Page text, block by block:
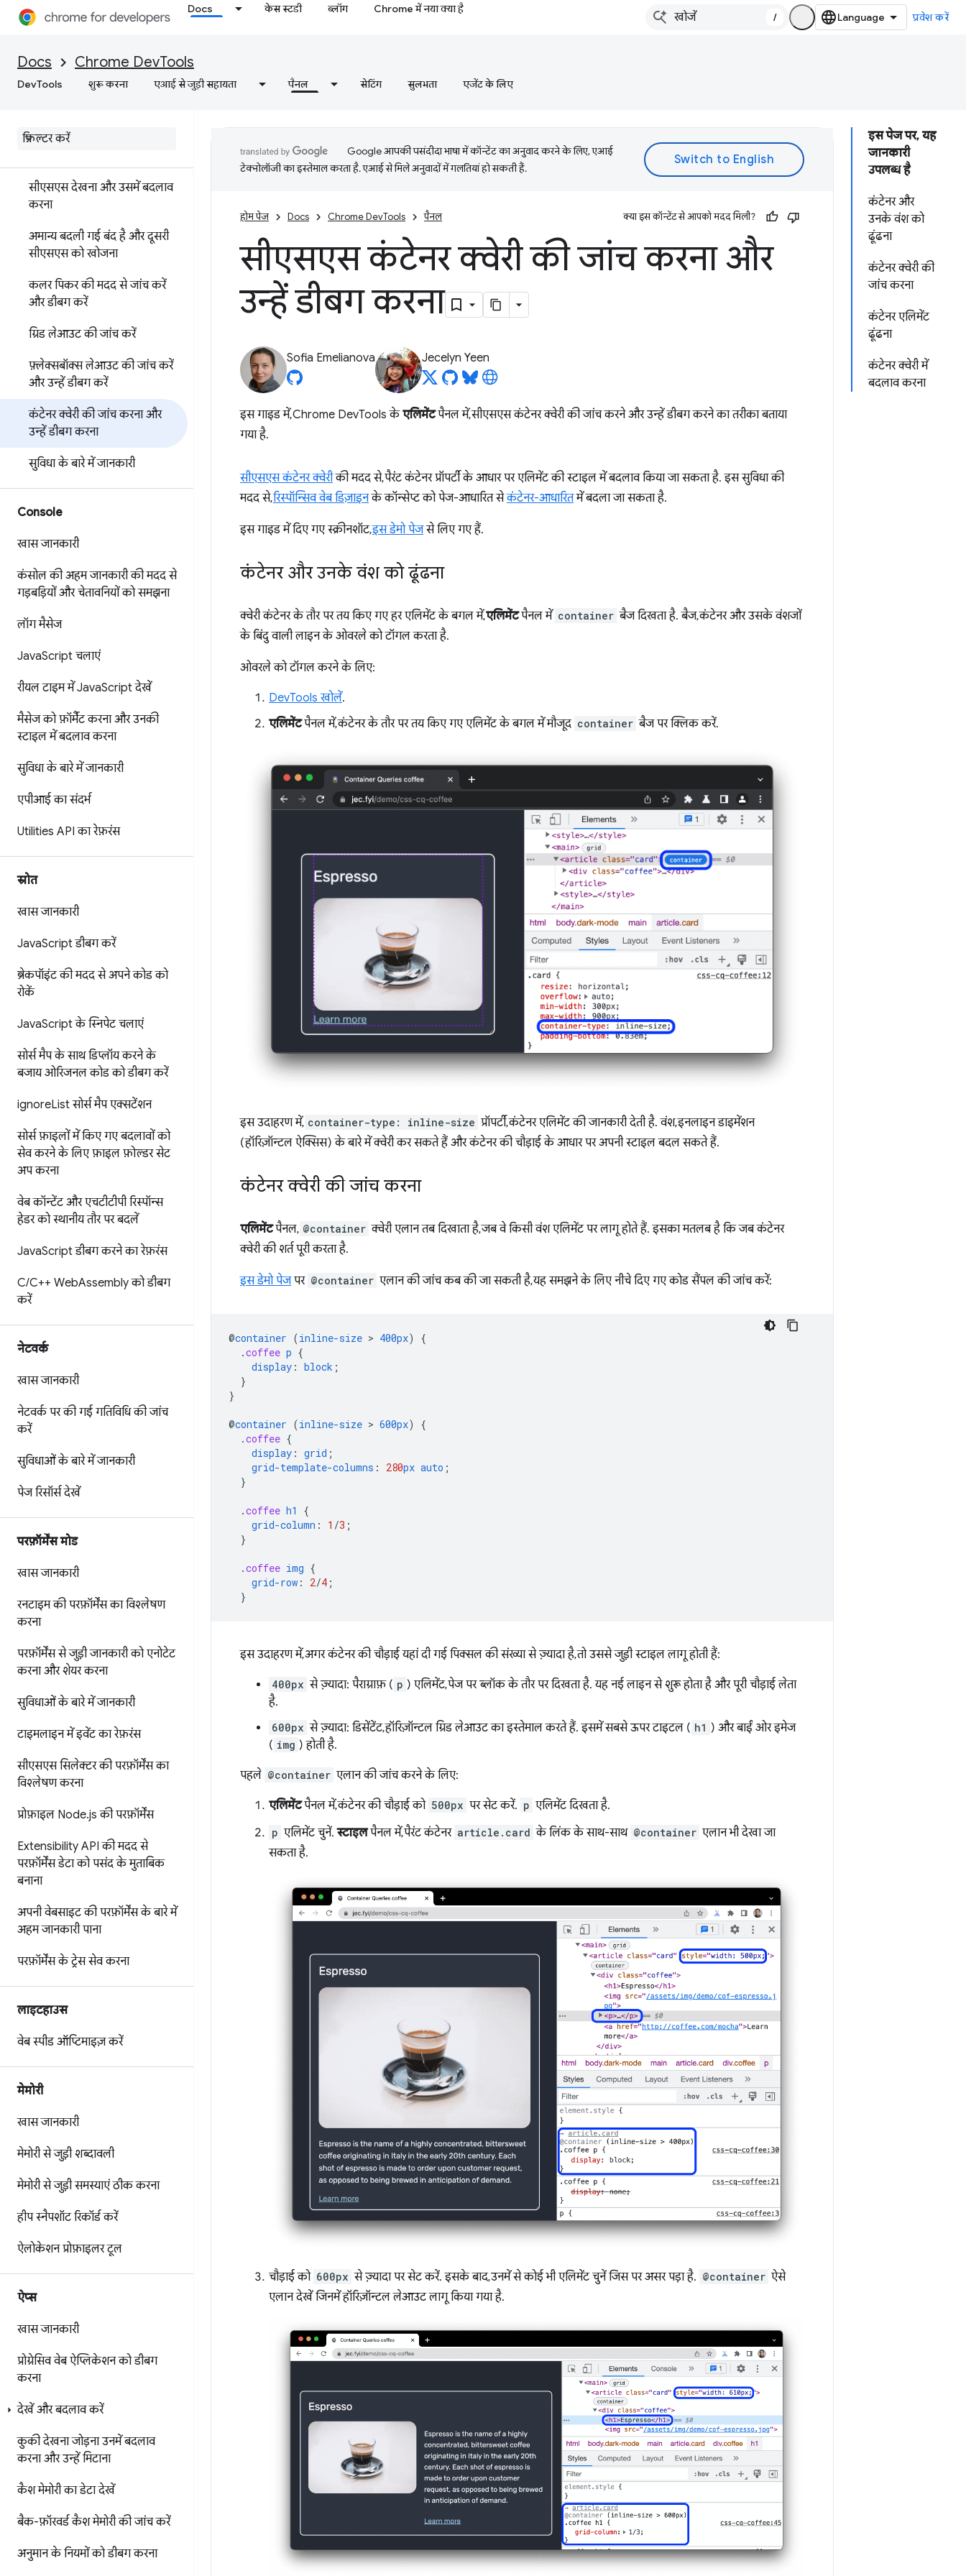
Docs केस स्टडी ब्लॉग Chrome में नया क्या है
/ प्रवेश करें
Docs Chrome DevTools
DevTools शुरू करना एआई से जुड़ी सहायता पैनल सेटिंग सुलभता एजेंट के लिए
एलिमेंट
सीएसएस देखना और उसमें बदलाव
करना
अमान्यबदली गईबंद है और दूसरी
सीएसएस को खोजना
कलर पिकर की मदद से जांच करें
और डीबग करें
ग्रिड लेआउट की जांच करें
फ़्लेक्सबॉक्स लेआउट की जांच करें
और उन्हें डीबग करें
कंटेनर क्वेरी की जांच करना और
उन्हें डीबग करना
सुविधा के बारे में जानकारी
Console
खास जानकारी
कंसोल की अहम जानकारी की मदद से
गड़बड़ियों और चेतावनियों को समझना
लॉग मैसेज
JavaScript चलाएं
रीयल टाइम में JavaScript देखें
मैसेज को फ़ॉर्मैट करना और उनकी
स्टाइल में बदलाव करना
सुविधा के बारे में जानकारी
एपीआई का संदर्भ
Utilities API का रेफ़रंस
स्रोत
खास जानकारी
JavaScript डीबग करें
ब्रेकपॉइंट की मदद से अपने कोड को
रोकें
JavaScript के स्निपेट चलाएं
सोर्स मैप के साथ डिप्लॉय करने के
बजायओरिजनल कोड को डीबग करें
ignoreList सोर्स मैप एक्सटेंशन
सोर्स फ़ाइलों में किए गए बदलावों को
सेव करने के लिएफ़ाइल फ़ोल्डर सेट
अप करना
वेब कॉन्टेंट और एचटीटीपी रिस्पॉन्स
हेडर को स्थानीय तौर पर बदलें
JavaScript डीबग करने का रेफ़रंस
C/C++ WebAssembly को डीबग
करें
नेटवर्क
खास जानकारी
नेटवर्क पर की गई गतिविधि की जांच
करें
सुविधाओं के बारे में जानकारी
पेज रिसॉर्स देखें
परफ़ॉर्मेंस मोड
खास जानकारी
रनटाइम की परफ़ॉर्मेंस का विश्लेषण
करना
परफ़ॉर्मेंस से जुड़ी जानकारी को एनोटेट
करना और शेयर करना
सुविधाओं के बारे में जानकारी
टाइमलाइन में इवेंट का रेफ़रंस
सीएसएस सिलेक्टर की परफ़ॉर्मेंस का
विश्लेषण करना
प्रोफ़ाइल Node.js की परफ़ॉर्मेंस
Extensibility API की मदद से
परफ़ॉर्मेंस डेटा को पसंद के मुताबिक
बनाना
अपनी वेबसाइट की परफ़ॉर्मेंस के बारे में
अहम जानकारी पाना
परफ़ॉर्मेंस के ट्रेस सेव करना
लाइटहाउस
वेब स्पीड ऑप्टिमाइज़ करें
मेमोरी
खास जानकारी
मेमोरी से जुड़ी शब्दावली
मेमोरी से जुड़ी समस्याएं ठीक करना
हीप स्नैपशॉट रिकॉर्ड करें
ऐलोकेशन प्रोफ़ाइलर टूल
ऐप्स
खास जानकारी
प्रोग्रेसिव वेब ऐप्लिकेशन को डीबग
करना
देखें और बदलाव करें
कुकी देखनाजोड़नाउनमें बदलाव
करनाऔर उन्हें मिटाना
कैश मेमोरी का डेटा देखें
बैक-फ़ॉरवर्ड कैश मेमोरी की जांच करें
अनुमान के नियमों को डीबग करना
इस पेज पर, यह
जानकारी
उपलब्ध है
कंटेनर और
उनके वंश को
ढूंढना
कंटेनर क्वेरी की
जांच करना
कंटेनर एलिमेंट
ढूंढना
कंटेनर क्वेरी में
बदलाव करना
Google आपकी पसंदीदा भाषा में कॉन्टेंट का अनुवाद करने के लिए, एआई
टेक्नोलॉजी का इस्तेमाल करता है. एआई से मिले अनुवादों में गलतियां हो सकती हैं.
होम पेज Docs Chrome DevTools पैनल क्या इस कॉन्टेंट से आपको मदद मिली?
सीएसएस कंटेनर क्वेरी की जांच करना और
उन्हें डीबग करना
Sofia Emelianova Jecelyn Yeen
इस गाइड में, Chrome DevTools केएलिमेंटपैनल में, सीएसएस कंटेनर क्वेरी की जांच करने और उन्हें डीबग करने का तरीका बताया
गया है.
सीएसएस कंटेनर क्वेरीकी मदद से, पैरंट कंटेनर प्रॉपर्टी के आधार पर एलिमेंट की स्टाइल में बदलाव किया जा सकता है. इस सुविधा की
मदद से,रिस्पॉन्सिव वेब डिज़ाइनके कॉन्सेप्ट को पेज-आधारित सेकंटेनर-आधारितमें बदला जा सकता है.
इस गाइड में दिए गए स्क्रीनशॉट,इस डेमो पेजसे लिए गए हैं.
कंटेनर और उनके वंश को ढूंढना
क्वेरी कंटेनर के तौर पर तय किए गए हर एलिमेंट के बगल में,एलिमेंटपैनल में container बैज दिखता है. बैज, कंटेनर और उसके वंशजों
के बिंदु वाली लाइन के ओवरले को टॉगल करता है.
ओवरले को टॉगल करने के लिए:
DevTools खोलें.
एलिमेंटपैनल में, कंटेनर के तौर पर तय किए गए एलिमेंट के बगल में मौजूद container बैज पर क्लिक करें.
इस उदाहरण में, container-type: inline-size प्रॉपर्टी, कंटेनर एलिमेंट की जानकारी देती है. वंश, इनलाइन डाइमेंशन
(हॉरिज़ॉन्टल ऐक्सिस) के बारे में क्वेरी कर सकते हैं और कंटेनर की चौड़ाई के आधार पर अपनी स्टाइल बदल सकते हैं.
कंटेनर क्वेरी की जांच करना
एलिमेंटपैनल, @container क्वेरी एलान तब दिखाता है, जब वे किसी वंश एलिमेंट पर लागू होते हैं. इसका मतलब है कि जब कंटेनर
क्वेरी की शर्त पूरी करता है.
इस डेमो पेजपर @container एलान की जांच कब की जा सकती है, यह समझने के लिए नीचे दिए गए कोड सैंपल की जांच करें:
@container (inline-size > 400px)
{
.coffee p {
display : block ;
}
}
@container (inline-size > 600px)
{
.coffee {
display : grid ;
grid-template-columns : 280px auto ;
}
.coffee h1
{
grid-column : 1 /3 ;
}
.coffee img {
grid-row : 2/4 ;
}
इस उदाहरण में, अगर कंटेनर की चौड़ाई यहां दी गई पिक्सल की संख्या से ज़्यादा है, तो उससे जुड़ी स्टाइल लागू होती हैं:
400px से ज़्यादा: पैराग्राफ़ ( p ) एलिमेंट, पेज पर ब्लॉक के तौर पर दिखता है. यह नई लाइन से शुरू होता है और पूरी चौड़ाई लेता
है.
600px से ज़्यादा: डिसेंटेंट, हॉरिज़ॉन्टल ग्रिड लेआउट का इस्तेमाल करते हैं. इसमें सबसे ऊपर टाइटल ( h1 ) और बाईं ओर इमेज
( img ) होती है.
पहले @container एलान की जांच करने के लिए:
एलिमेंटपैनल में, कंटेनर की चौड़ाई को 500px पर सेट करें. p एलिमेंट दिखता है.
p एलिमेंट चुनें.स्टाइलपैनल में, पैरंट कंटेनर article.card के लिंक के साथ-साथ @container एलान भी देखा जा
सकता है.
चौड़ाई को 600px से ज़्यादा पर सेट करें. इसके बाद, उनमें से कोई भी एलिमेंट चुनें जिस पर असर पड़ा है. @container ऐसे
एलान देखें जिनमें हॉरिज़ॉन्टल लेआउट लागू किया गया है.